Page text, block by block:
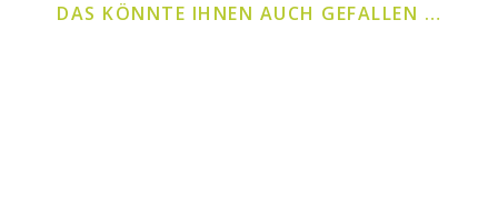
DAS KÖNNTE IHNEN AUCH GEFALLEN …